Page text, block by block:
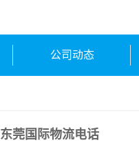
公司动态
东莞国际物流电话